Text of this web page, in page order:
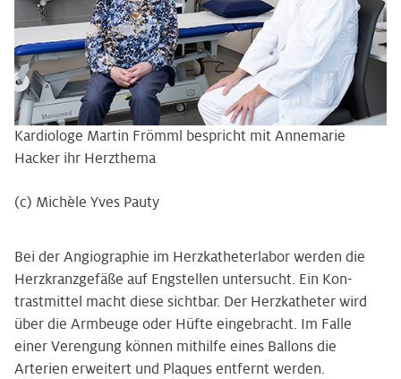
Kardiologe Martin Frömml bespricht mit Annemarie
Hacker ihr Herzthema
(c) Michèle Yves Pauty
Bei der Angiographie im Herzkatheterlabor werden die
Herzkranzgefäße auf Engstellen untersucht. Ein Kon­
trastmittel macht diese sichtbar. Der Herzkatheter wird
über die Armbeuge oder Hüfte eingebracht. Im Falle
einer Verengung können mithilfe eines Ballons die
Arterien erweitert und Plaques entfernt werden.